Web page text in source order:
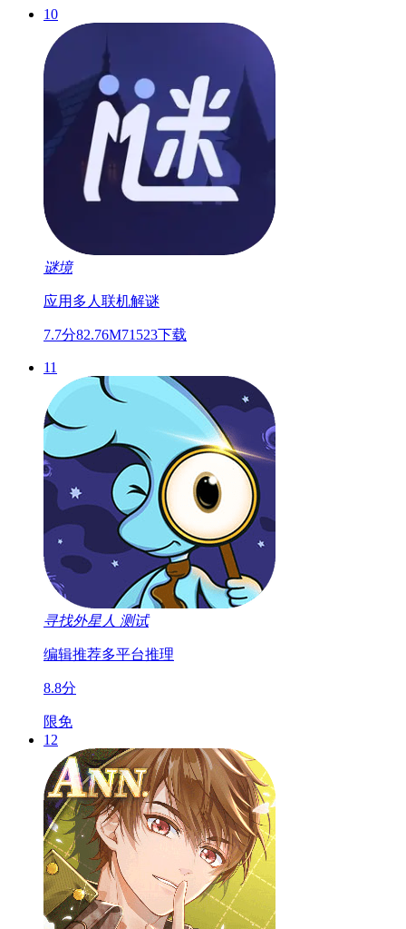
10
谜境
应用 多人联机解谜
7.7分82.76M71523下载
11
寻找外星人 测试
编辑推荐多平台推理
8.8分
限免
12